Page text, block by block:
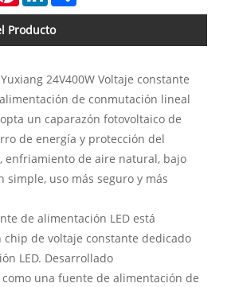
Producto
24V400W Voltaje constante
de conmutación lineal
un caparazón fotovoltaico de
de energía y protección del
enfriamiento de aire natural, bajo
simple, uso más seguro y más
de alimentación LED está
chip de voltaje constante dedicado
LED. Desarrollado
una fuente de alimentación de